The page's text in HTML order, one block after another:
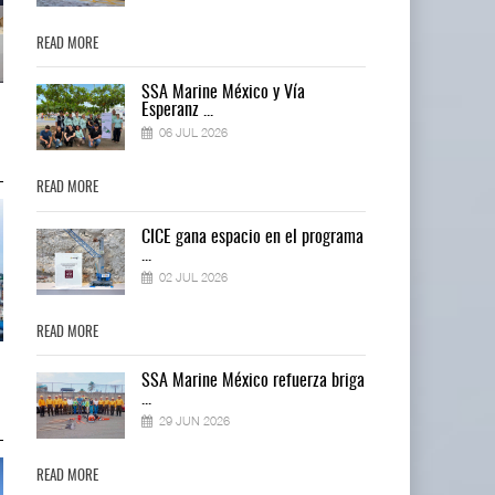
Miguel Ángel Bres encabezará
seguridad en CON ...
07 AGO 2026
Cárdenas incorpora ...
06 AGO 2026
Cárdenas incorpora ...
READ MORE
SSA Marine México y Vía
Esperanz ...
06 JUL 2026
READ MORE
CICE gana espacio en el programa
02 JUL 2026
READ MORE
SSA Marine México refuerza briga
...
29 JUN 2026
READ MORE